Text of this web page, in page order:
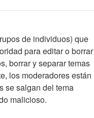
de individuos) que
para editar o borrar
borrar y separar temas
los moderadores están
se salgan del tema
malicioso.